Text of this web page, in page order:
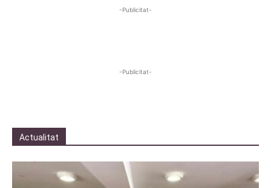
-Publicitat-
-Publicitat-
Actualitat